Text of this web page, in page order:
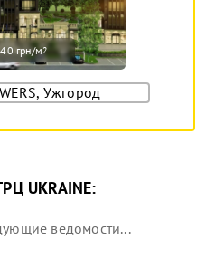
грн/м2
Ужгород
UKRAINE:
ведомости...